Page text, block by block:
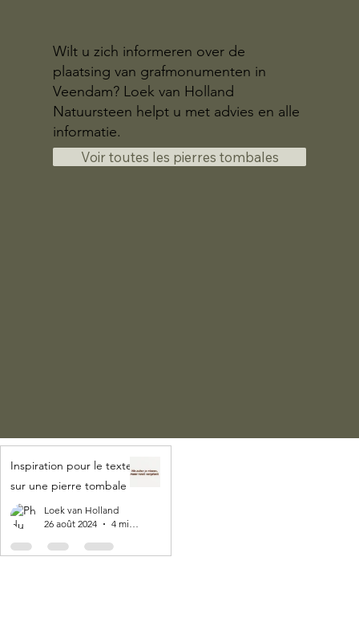
Wilt u zich informeren over de
plaatsing van grafmonumenten in
Veendam? Loek van Holland
Natuursteen helpt u met advies en alle
informatie.
Voir toutes les pierres tombales
Inspiration pour le texte
sur une pierre tombale
Loek van Holland
26 août 2024
4 min de lecture